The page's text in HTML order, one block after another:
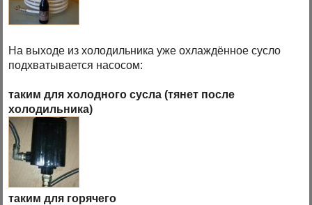
На выходе из холодильника уже охлаждённое сусло
подхватывается насосом:
таким для холодного сусла (тянет после
холодильника)
таким для горячего